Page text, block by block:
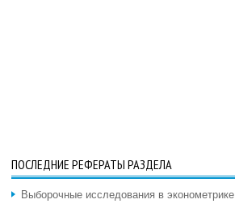
ПОСЛЕДНИЕ РЕФЕРАТЫ РАЗДЕЛА
Выборочные исследования в эконометрике